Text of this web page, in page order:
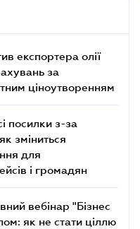
експортера олії
за
ціноутворенням
посилки з-за
зміниться
для
і громадян
вебінар "Бізнес
як не стати ціллю